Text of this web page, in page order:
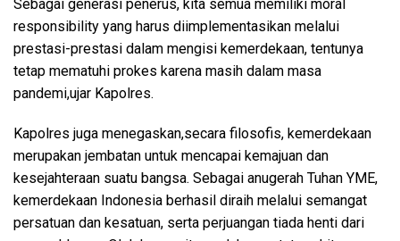
Sebagai generasi penerus, kita semua memiliki moral
responsibility yang harus diimplementasikan melalui
prestasi-prestasi dalam mengisi kemerdekaan, tentunya
tetap mematuhi prokes karena masih dalam masa
pandemi,ujar Kapolres.
Kapolres juga menegaskan,secara filosofis, kemerdekaan
merupakan jembatan untuk mencapai kemajuan dan
kesejahteraan suatu bangsa. Sebagai anugerah Tuhan YME,
kemerdekaan Indonesia berhasil diraih melalui semangat
persatuan dan kesatuan, serta perjuangan tiada henti dari